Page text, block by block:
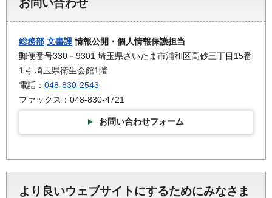
お問い合わせ
総務部 文書課情報公開・個人情報保護担当
郵便番号330－9301 埼玉県さいたま市浦和区高砂三丁目15番
1号 埼玉県衛生会館1階
電話： 048-830-2543
ファックス：048-830-4721
お問い合わせフォーム
より良いウェブサイトにするためにみなさま